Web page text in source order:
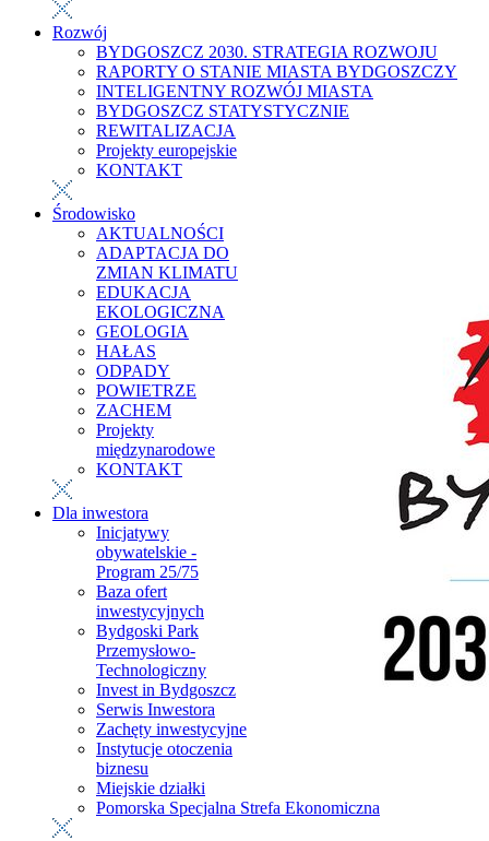
Rozwój
BYDGOSZCZ 2030. STRATEGIA ROZWOJU
RAPORTY O STANIE MIASTA BYDGOSZCZY
INTELIGENTNY ROZWÓJ MIASTA
BYDGOSZCZ STATYSTYCZNIE
REWITALIZACJA
Projekty europejskie
KONTAKT
Środowisko
AKTUALNOŚCI
ADAPTACJA DO
ZMIAN KLIMATU
EDUKACJA
EKOLOGICZNA
GEOLOGIA
HAŁAS
ODPADY
POWIETRZE
ZACHEM
Projekty
międzynarodowe
KONTAKT
Dla inwestora
Inicjatywy
obywatelskie -
Program 25/75
Baza ofert
inwestycyjnych
Bydgoski Park
Przemysłowo-
Technologiczny
Invest in Bydgoszcz
Serwis Inwestora
Zachęty inwestycyjne
Instytucje otoczenia
biznesu
Miejskie działki
Pomorska Specjalna Strefa Ekonomiczna